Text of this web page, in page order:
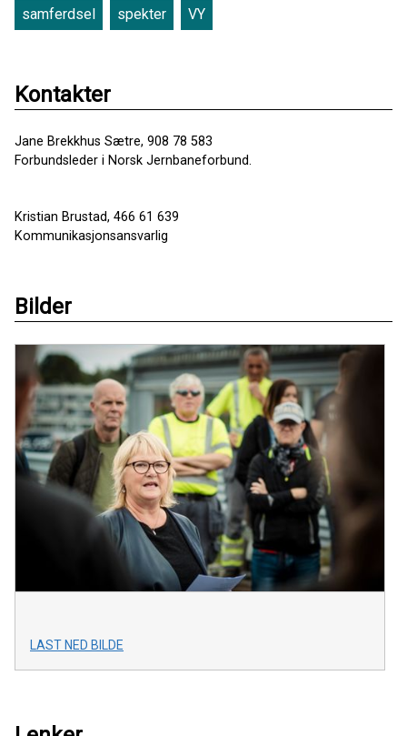
samferdsel spekter VY
Kontakter
Jane Brekkhus Sætre, 908 78 583
Forbundsleder i Norsk Jernbaneforbund.
Kristian Brustad, 466 61 639
Kommunikasjonsansvarlig
Bilder
LAST NED BILDE